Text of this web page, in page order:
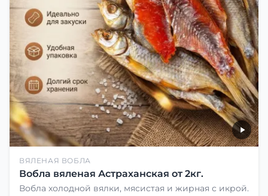
ВЯЛЕНАЯ ВОБЛА
Вобла вяленая Астраханская от 2кг.
Вобла холодной вялки, мясистая и жирная с икрой.